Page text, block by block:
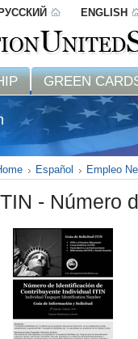
РУССКИЙ ENGLISH
GREEN
Español Empleo
- Número